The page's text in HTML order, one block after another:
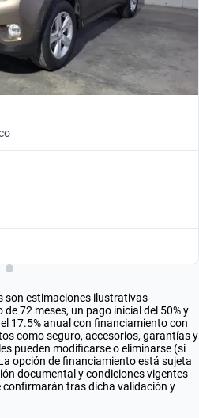
son estimaciones ilustrativas
72 meses, un pago inicial del 50% y
17.5% anual con financiamiento con
como seguro, accesorios, garantías y
pueden modificarse o eliminarse (si
opción de financiamiento está sujeta
documental y condiciones vigentes
tras dicha validación y